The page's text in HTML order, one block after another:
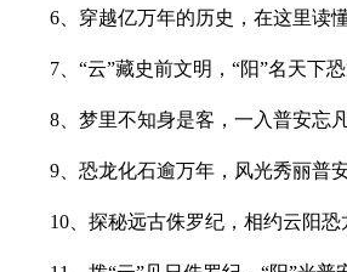
6、穿越亿万年的历史，在这里读
7、“云”藏史前文明，“阳”名天下恐
8、梦里不知身是客，一入普安忘凡
9、恐龙化石逾万年，风光秀丽普安
10、探秘远古侏罗纪，相约云阳恐